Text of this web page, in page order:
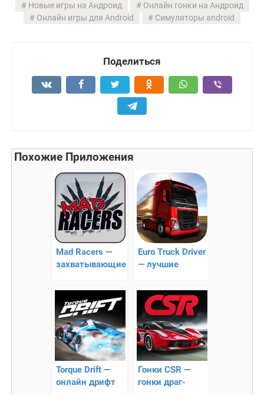
Новые игры на Андроид
Онлайн гонки на Андроид
Онлайн игры для Android
Симуляторы android
Поделиться
Похожие Приложения
Mad Racers —
захватывающие
Euro Truck Driver
— лучшие
для Android
Torque Drift —
онлайн дрифт
Гонки CSR —
гонки драг-